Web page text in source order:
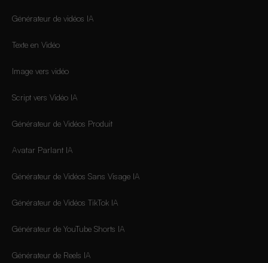
Générateur de vidéos IA
Texte en Vidéo
Image vers vidéo
Script vers Vidéo IA
Générateur de Vidéos Produit
Avatar Parlant IA
Générateur de Vidéos Sans Visage IA
Générateur de Vidéos TikTok IA
Générateur de YouTube Shorts IA
Générateur de Reels IA